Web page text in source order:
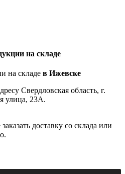
на складе
на складе в Ижевске
Свердловская область, г.
улица, 23А.
доставку со склада или